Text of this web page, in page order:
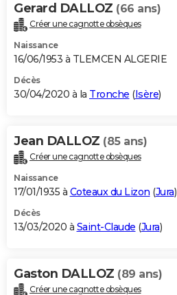
Gerard DALLOZ (66 ans)
Créer une cagnotte obsèques
Naissance
16/06/1953 à TLEMCEN ALGERIE
Décès
30/04/2020 à la Tronche (Isère)
Jean DALLOZ (85 ans)
Créer une cagnotte obsèques
Naissance
17/01/1935 à Coteaux du Lizon (Jura)
Décès
13/03/2020 à Saint-Claude (Jura)
Gaston DALLOZ (89 ans)
Créer une cagnotte obsèques